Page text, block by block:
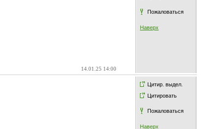
Пожаловаться
Наверх
14.01.25 14:00
Цитир. выдел.
Цитировать
Пожаловаться
Наверх